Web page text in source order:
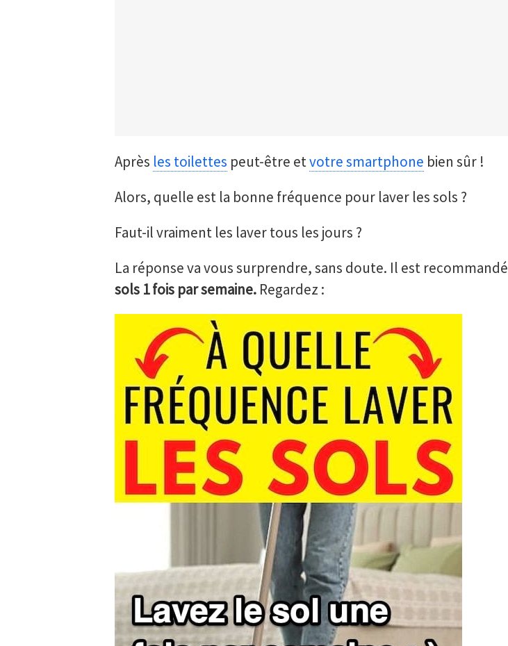
Après les toilettes peut-être etvotre smartphone bien sûr !
Alors, quelle est la bonne fréquence pour laver les sols ?
Faut-il vraiment les laver tous les jours ?
La réponse va vous surprendre, sans doute. Il est recommandé
sols 1 fois par semaine.Regardez :